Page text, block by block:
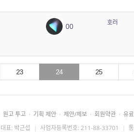
00 호러
23 24 25
원고 투고 · 기획 제안 · 제안/제보 · 회원약관 · 유
대표: 박근섭 | 사업자등록번호: 211-88-33701 |